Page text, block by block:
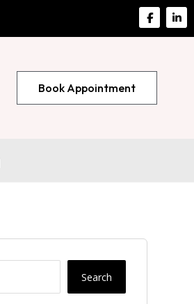
Book Appointment
Search